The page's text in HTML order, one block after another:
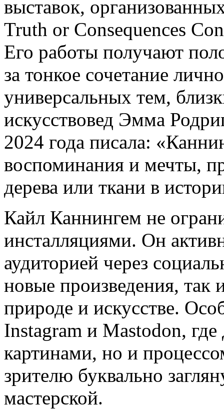
выставок,
Truth or Consequences
Его работы получают
за тонкое сочетание
универсальных тем,
искусствовед Эмма
2024 года писала:
воспоминания и мечты,
дерева или ткани в
Кайл Каннингем не
инсталляциями. Он
аудиторией через
новые произведения,
природе и искусстве.
Instagram и Mastodon, где
картинами, но и
зрителю буквально
мастерской.